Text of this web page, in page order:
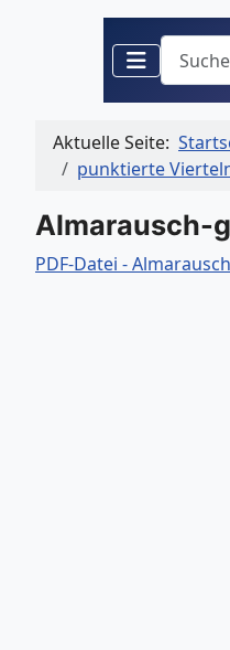
Suchen
Aktuelle Seite:
punktierte
Almarausch-
PDF-Datei -